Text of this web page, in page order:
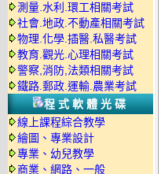
測量.水利.環工相關考試
社會.地政.不動產相關考試
物理.化學.插醫.私醫考試
教育.觀光.心理相關考試
警察,消防,法類相關考試
鐵路.郵政.運輸.農業考試
程式軟體光碟
線上課程綜合教學
繪圖、專業設計
專業、幼兒教學
商業、網路、一般